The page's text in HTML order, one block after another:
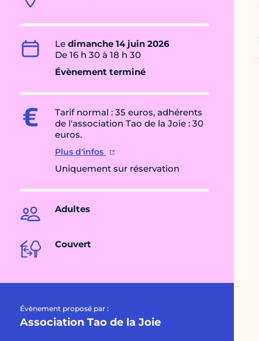
Le dimanche 14 juin 2026
De 16 h 30 à 18 h 30
Évènement terminé
Tarif normal : 35 euros, adhérents
de l'association Tao de la Joie : 30
euros.
Plus d'infos
Uniquement sur réservation
Adultes
Couvert
Évènement proposé par :
Association Tao de la Joie